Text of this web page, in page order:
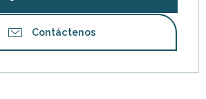
Contáctenos